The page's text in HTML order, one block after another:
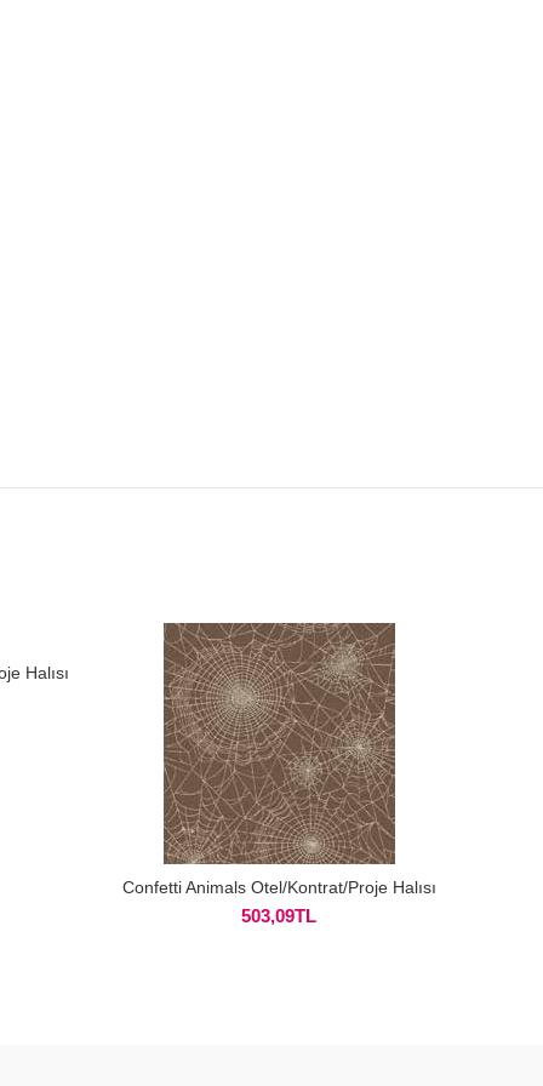
Halısı
Confetti Animals Otel/Kontrat/Proje Halısı
503,09TL